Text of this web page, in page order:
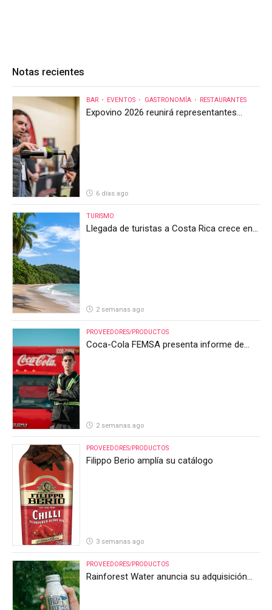
Notas recientes
BAR EVENTOS GASTRONOMÍA RESTAURANTES
Expovino 2026 reunirá representantes
6 días ago
TURISMO
Llegada de turistas a Costa Rica crece en
2 semanas ago
PROVEEDORES/PRODUCTOS
Coca-Cola FEMSA presenta informe de
2 semanas ago
PROVEEDORES/PRODUCTOS
Filippo Berio amplía su catálogo
3 semanas ago
PROVEEDORES/PRODUCTOS
Rainforest Water anuncia su adquisición